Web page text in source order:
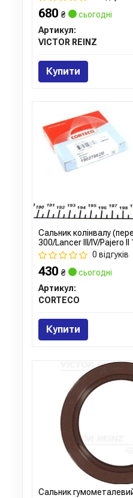
680 ₴
сьогодні
Артикул:
VICTOR REINZ
Купити
Сальник колінвалу
300/Lancer III/IV/Pajero II
(44x60x7)
0 відгуків
430 ₴
сьогодні
Артикул:
CORTECO
Купити
Сальник